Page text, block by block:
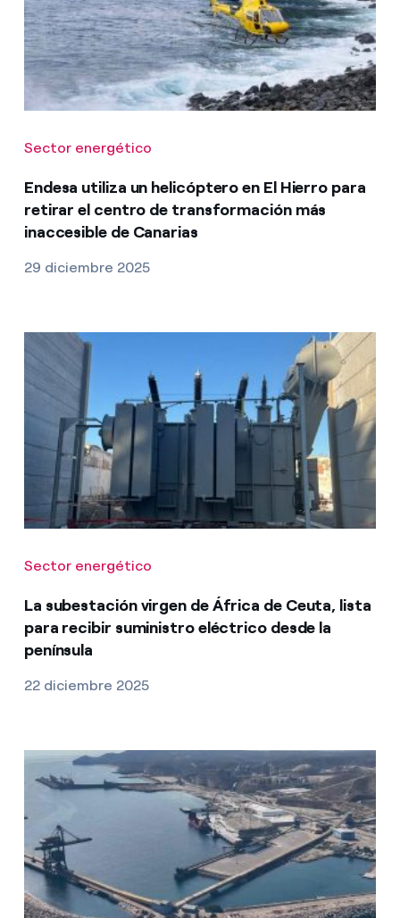
Sector energético
Endesa utiliza un helicóptero en El Hierro para
retirar el centro de transformación más
inaccesible de Canarias
29 diciembre 2025
Sector energético
La subestación virgen de África de Ceuta, lista
para recibir suministro eléctrico desde la
península
22 diciembre 2025